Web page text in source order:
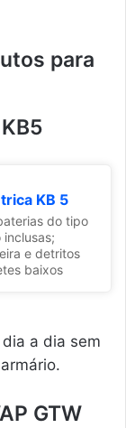
para
KB 5
do tipo
e detritos
baixos
a dia sem
GTW